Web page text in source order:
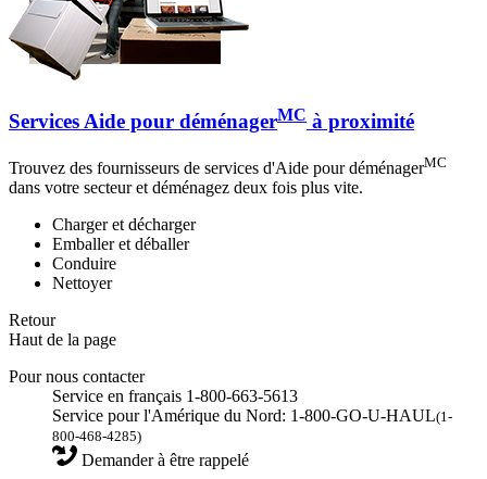
Services Aide pour déménagerMC à proximité
Trouvez des fournisseurs de services d'Aide pour déménagerMC
dans votre secteur et déménagez deux fois plus vite.
Charger et décharger
Emballer et déballer
Conduire
Nettoyer
Retour
Haut de la page
Pour nous contacter
Service en français 1-800-663-5613
Service pour l'Amérique du Nord: 1-800-GO-U-HAUL(1-
800-468-4285)
Demander à être rappelé